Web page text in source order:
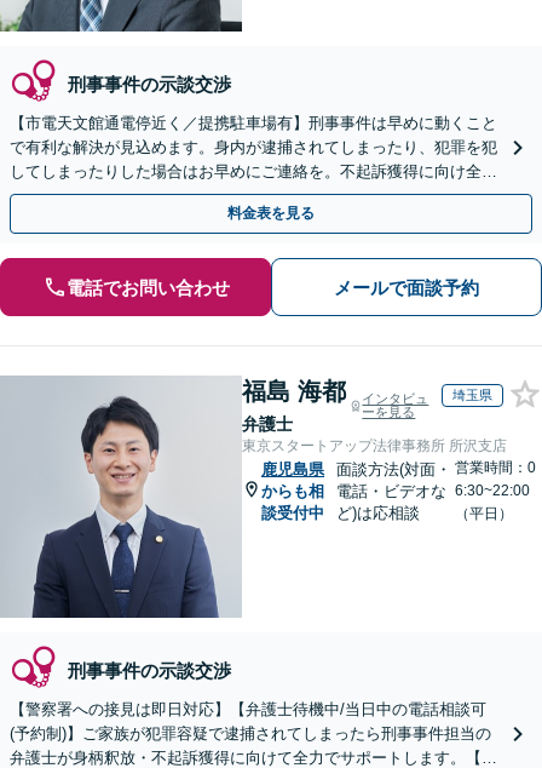
刑事事件の示談交渉
【市電天文館通電停近く／提携駐車場有】刑事事件は早めに動くこと
で有利な解決が見込めます。身内が逮捕されてしまったり、犯罪を犯
してしまったりした場合はお早めにご連絡を。不起訴獲得に向け全力
で弁護します。
料金表を見る
電話でお問い合わせ メールで面談予約
福島 海都
弁護士
インタビュ
ーを見る
埼玉県
東京スタートアップ法律事務所 所沢支店
鹿児島県
からも相
談受付中
面談方法(対面・
電話・ビデオな
ど)は応相談
営業時間：0
6:30~22:00
（平日）
刑事事件の示談交渉
【警察署への接見は即日対応】【弁護士待機中/当日中の電話相談可
(予約制)】ご家族が犯罪容疑で逮捕されてしまったら刑事事件担当の
弁護士が身柄釈放・不起訴獲得に向けて全力でサポートします。【毎